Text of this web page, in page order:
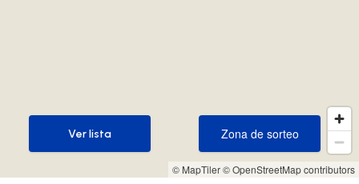
© MapTiler© OpenStreetMap contributors
Zona de sorteo
Zona de sorteo
Ver lista
Ver lista